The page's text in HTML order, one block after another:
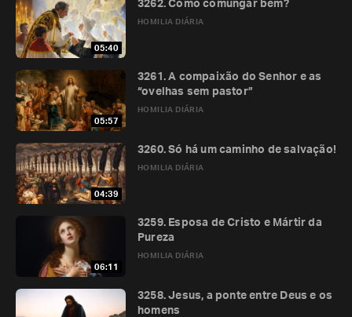
05:40
HOMILIA DIÁRIA
3262. Como comungar bem?
05:57
HOMILIA DIÁRIA
3261. A compaixão do Senhor e as
“ovelhas sem pastor”
04:39
HOMILIA DIÁRIA
3260. Só há um caminho de salvação!
06:11
HOMILIA DIÁRIA
3259. Esposa de Cristo e Mártir da
Pureza
3258. Jesus, a ponte entre Deus e os
homens